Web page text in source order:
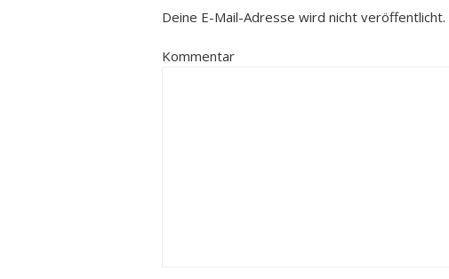
Deine E-Mail-Adresse wird nicht veröffentlicht.
Kommentar